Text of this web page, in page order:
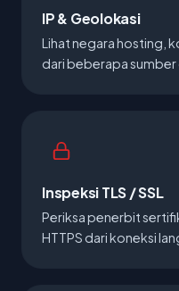
IP & Geolokasi
Lihat negara hosting,
dari beberapa sumber
Inspeksi TLS / SSL
Periksa penerbit
HTTPS dari koneksi